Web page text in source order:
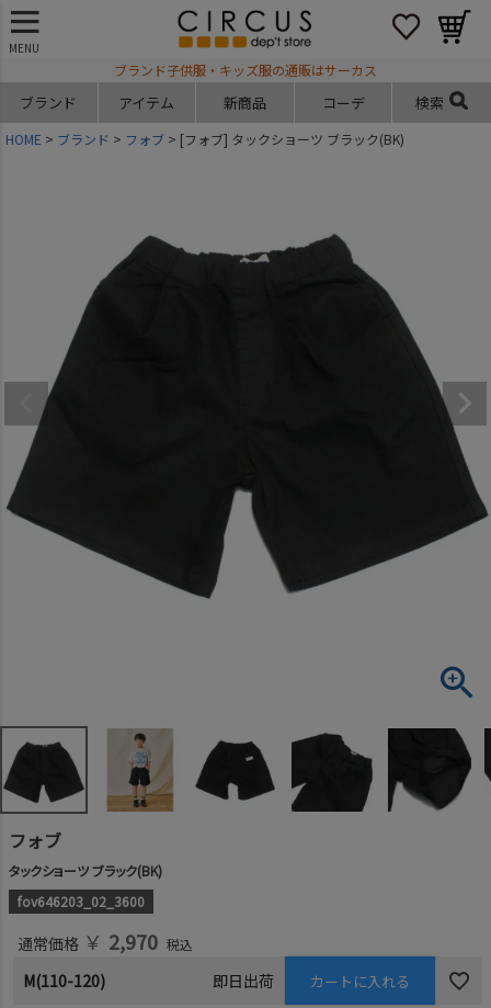
MENU
ブランド子供服・キッズ服の通販はサーカス
ブランド アイテム 新商品 コーデ 検索
HOME ブランド フォブ [フォブ] タックショーツ ブラック(BK)
フォブ
タックショーツ ブラック(BK)
fov646203_02_3600
通常価格 ￥ 2,970 税込
M(110-120) 即日出荷 カートに入れる